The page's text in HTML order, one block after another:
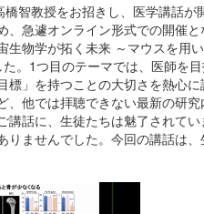
智教授をお招きし、医学講話が
、急遽オンライン形式での開催
生物学が拓く未来 ～マウスを用
。1つ目のテーマでは、医師を
標」を持つことの大切さを熱心
他では拝聴できない最新の研
講話に、生徒たちは魅了されて
ませんでした。今回の講話は